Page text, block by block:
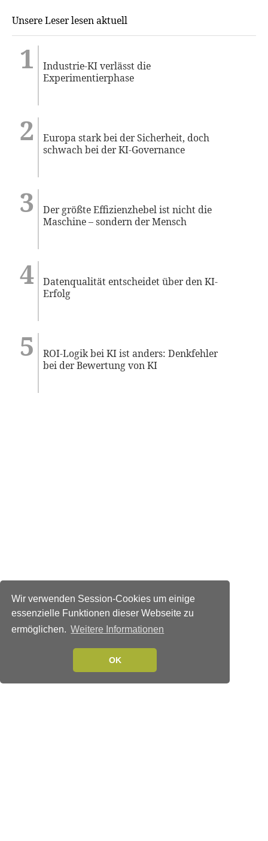
Wir verwenden Session-Cookies um einige
essenzielle Funktionen dieser Webseite zu
ermöglichen. Weitere Informationen
OK
Unsere Leser lesen aktuell
Industrie-KI verlässt die
Experimentierphase
Europa stark bei der Sicherheit, doch
schwach bei der KI-Governance
Der größte Effizienzhebel ist nicht die
Maschine – sondern der Mensch
Datenqualität entscheidet über den KI-
Erfolg
ROI-Logik bei KI ist anders: Denkfehler
bei der Bewertung von KI